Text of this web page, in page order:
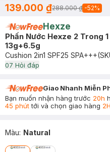
139.000 ₫288.000 ₫ -52%
Hexze
Phấn Nước Hexze 2 Trong
13g+6.5g
Cushion 2in1 SPF25 SPA+++
07 Hỏi đáp
Giao Nhanh Miễn
Bạn muốn nhận hàng trước 20h
45 phúttới và chọn giao hàng 2H
Màu: Natural